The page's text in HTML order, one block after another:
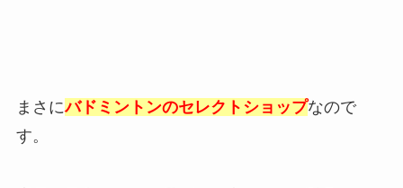
まさにバドミントンのセレクトショップなので
す。